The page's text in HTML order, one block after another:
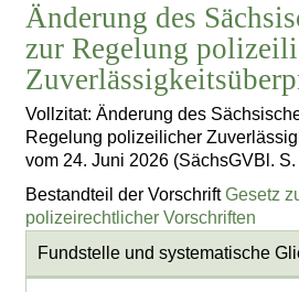
Änderung des
zur Regelung
Vollzitat: Änderung des
Regelung polizeilicher
vom 24. Juni 2026 (SächsGVBl.
Bestandteil der VorschriftGesetz
polizeirechtlicher Vorschriften
Fundstelle und systematische